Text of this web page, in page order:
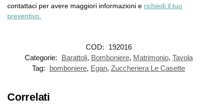
contattaci per avere maggiori informazioni e richiedi il tuo
preventivo.
COD:
192016
Categorie:
Barattoli, Bomboniere, Matrimonio, Tavola
Tag:
bomboniere, Egan, Zuccheriera Le Casette
Correlati